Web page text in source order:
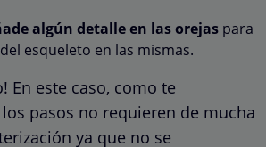
algún detalle en las orejas para
esqueleto en las mismas.
En este caso, como te
pasos no requieren de mucha
ya que no se